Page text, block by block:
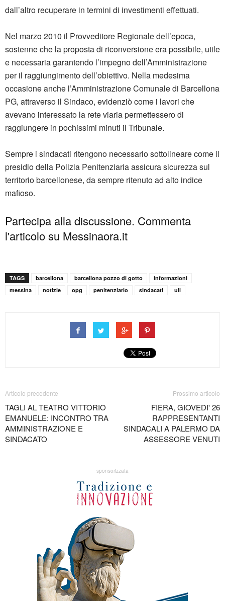
dall’altro recuperare in termini di investimenti effettuati.
Nel marzo 2010 il Provveditore Regionale dell’epoca,
sostenne che la proposta di riconversione era possibile, utile
e necessaria garantendo l’impegno dell’Amministrazione
per il raggiungimento dell’obiettivo. Nella medesima
occasione anche l’Amministrazione Comunale di Barcellona
PG, attraverso il Sindaco, evidenziò come i lavori che
avevano interessato la rete viaria permettessero di
raggiungere in pochissimi minuti il Tribunale.
Sempre i sindacati ritengono necessario sottolineare come il
presidio della Polizia Penitenziaria assicura sicurezza sul
territorio barcellonese, da sempre ritenuto ad alto indice
mafioso.
Partecipa alla discussione. Commenta
l'articolo su Messinaora.it
TAGS barcellona barcellona pozzo di gotto
informazioni
messina
notizie opg penitenziario sindacati uil
Articolo precedente
TAGLI AL TEATRO VITTORIO
EMANUELE: INCONTRO TRA
AMMINISTRAZIONE E
SINDACATO
Prossimo articolo
FIERA, GIOVEDI' 26
RAPPRESENTANTI
SINDACALI A PALERMO DA
ASSESSORE VENUTI
sponsorizzata